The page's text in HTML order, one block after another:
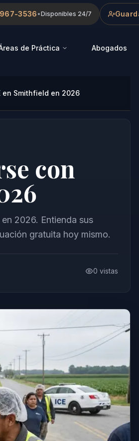
3536•Disponibles 24/7
de Práctica Abogados
en Smithfield en 2026
con
2026. Entienda sus
gratuita hoy mismo.
0 vistas